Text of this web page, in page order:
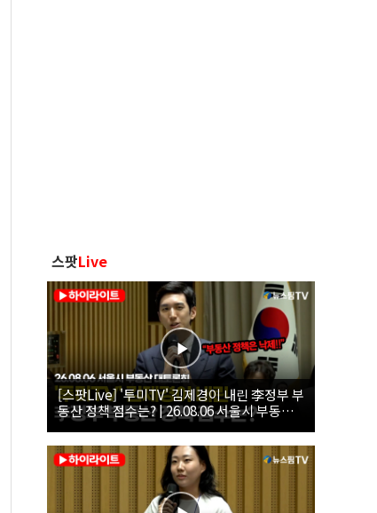
스팟Live
[스팟Live] '투미TV' 김제경이 내린 李정부 부
동산 정책 점수는? | 26.08.06 서울시 부동산
대토론회